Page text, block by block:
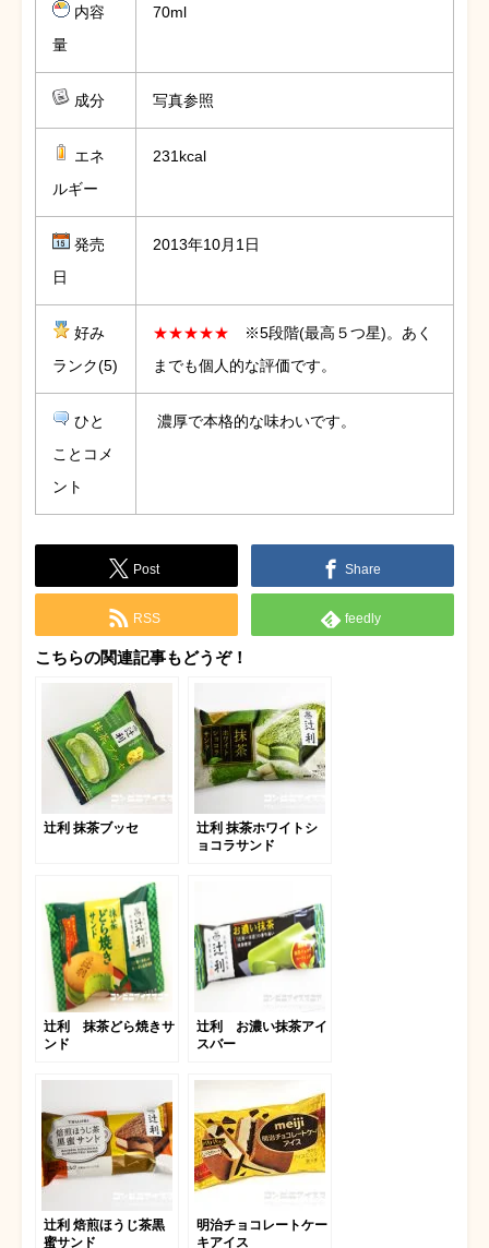
内容
量
70ml
成分 写真参照
エネ
ルギー
231kcal
発売
日
2013年10月1日
好み
ランク(5)
★★★★★
※5段階(最高５つ星)。あく
までも個人的な評価です。
ひと
ことコメ
ント
濃厚で本格的な味わいです。
Post Share
RSS feedly
こちらの関連記事もどうぞ！
辻利 抹茶ブッセ
辻利 抹茶ホワイトシ
ョコラサンド
辻利 抹茶どら焼きサ
ンド
辻利 お濃い抹茶アイ
スバー
辻利 焙煎ほうじ茶黒
蜜サンド
明治チョコレートケー
キアイス